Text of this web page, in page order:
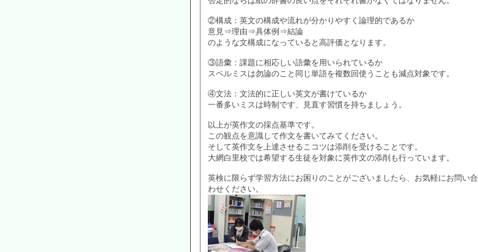
②構成：英文の構成や流れが分かりやすく論理的であるか
意見⇒理由⇒具体例⇒結論
のような文構成になっていると高評価となります。
③語彙：課題に相応しい語彙を用いられているか
スペルミスは勿論のこと同じ単語を複数回使うことも減点対象です。
④文法：文法的に正しい英文が書けているか
一番多いミスは時制です、見直す習慣を持ちましょう。
以上が英作文の採点基準です。
この観点を意識して作文を書いてみてください。
そして英作文を上達させるこコツは添削を受けることです。
大網白里校では希望する生徒を対象に英作文の添削も行っています。
英検に限らず学習方法にお困りのことがございましたら、お気軽にお問い合
わせください。